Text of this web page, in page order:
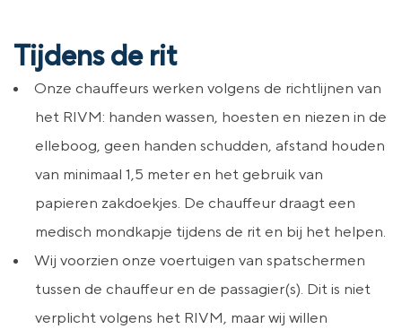
Tijdens de rit
Onze chauffeurs werken volgens de richtlijnen van
het RIVM: handen wassen, hoesten en niezen in de
elleboog, geen handen schudden, afstand houden
van minimaal 1,5 meter en het gebruik van
papieren zakdoekjes. De chauffeur draagt een
medisch mondkapje tijdens de rit en bij het helpen.
Wij voorzien onze voertuigen van spatschermen
tussen de chauffeur en de passagier(s). Dit is niet
verplicht volgens het RIVM, maar wij willen